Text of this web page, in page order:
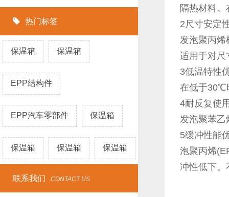
热门标签
保温箱 保温箱
EPP结构件
EPP汽车零部件 保温箱
保温箱 保温箱 保温箱
联系我们 CONTACT US
隔热材料
2尺寸安定
发泡聚丙烯
适用于对尺
3低温特性
在低于30℃
4耐反复使
发泡聚苯乙
5缓冲性能
泡聚丙烯
冲性低下。